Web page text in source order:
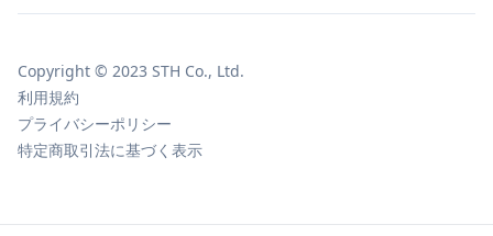
Copyright © 2023 STH Co., Ltd.
利用規約
プライバシーポリシー
特定商取引法に基づく表示